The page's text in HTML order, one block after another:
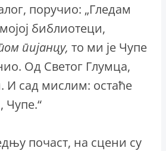
поручио: „Гледам
библиотеци,
пијанцу, то ми је Чупе
Од Светог Глумца,
И сад мислим: остаће
Чупе.“
почаст, на сцени су